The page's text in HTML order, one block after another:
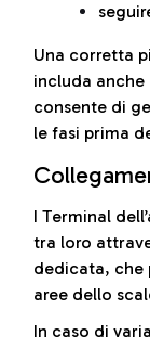
Una corretta
includa anche
consente di
le fasi prima
I Terminal
tra loro
dedicata, che
aree dello
In caso di